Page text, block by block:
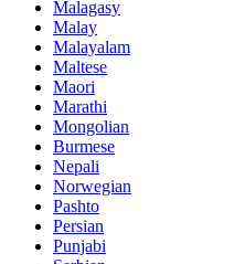
Malagasy
Malay
Malayalam
Maltese
Maori
Marathi
Mongolian
Burmese
Nepali
Norwegian
Pashto
Persian
Punjabi